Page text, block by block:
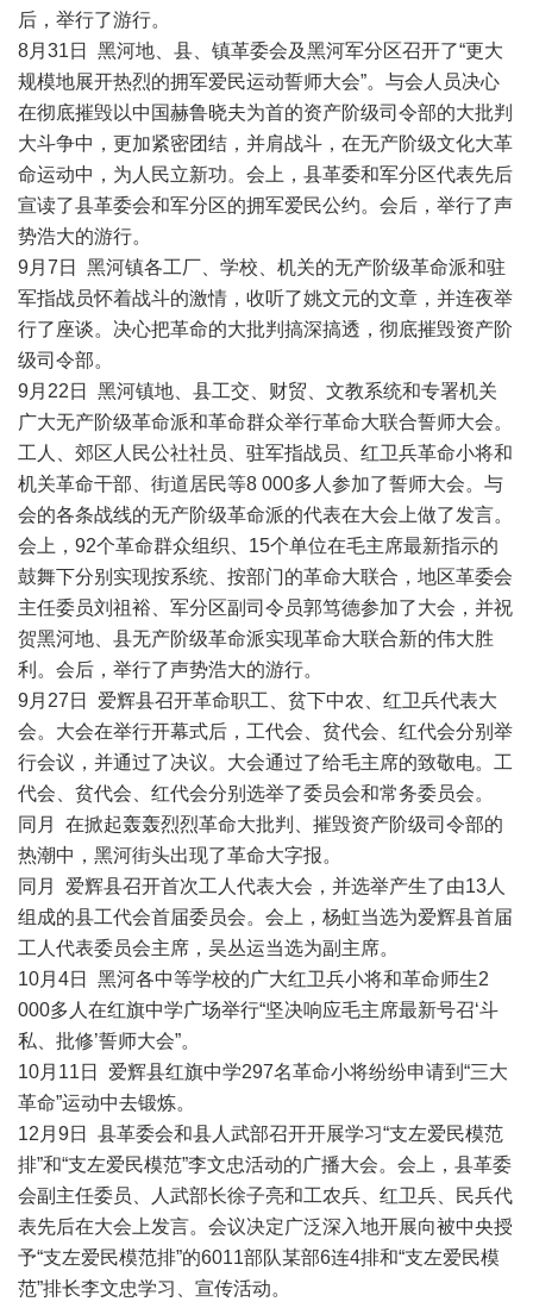
后，举行了游行。
8月31日 黑河地、县、镇革委会及黑河军分区召开了“更大
规模地展开热烈的拥军爱民运动誓师大会”。与会人员决心
在彻底摧毁以中国赫鲁晓夫为首的资产阶级司令部的大批判
大斗争中，更加紧密团结，并肩战斗，在无产阶级文化大革
命运动中，为人民立新功。会上，县革委和军分区代表先后
宣读了县革委会和军分区的拥军爱民公约。会后，举行了声
势浩大的游行。
9月7日 黑河镇各工厂、学校、机关的无产阶级革命派和驻
军指战员怀着战斗的激情，收听了姚文元的文章，并连夜举
行了座谈。决心把革命的大批判搞深搞透，彻底摧毁资产阶
级司令部。
9月22日 黑河镇地、县工交、财贸、文教系统和专署机关
广大无产阶级革命派和革命群众举行革命大联合誓师大会。
工人、郊区人民公社社员、驻军指战员、红卫兵革命小将和
机关革命干部、街道居民等8 000多人参加了誓师大会。与
会的各条战线的无产阶级革命派的代表在大会上做了发言。
会上，92个革命群众组织、15个单位在毛主席最新指示的
鼓舞下分别实现按系统、按部门的革命大联合，地区革委会
主任委员刘祖裕、军分区副司令员郭笃德参加了大会，并祝
贺黑河地、县无产阶级革命派实现革命大联合新的伟大胜
利。会后，举行了声势浩大的游行。
9月27日 爱辉县召开革命职工、贫下中农、红卫兵代表大
会。大会在举行开幕式后，工代会、贫代会、红代会分别举
行会议，并通过了决议。大会通过了给毛主席的致敬电。工
代会、贫代会、红代会分别选举了委员会和常务委员会。
同月 在掀起轰轰烈烈革命大批判、摧毁资产阶级司令部的
热潮中，黑河街头出现了革命大字报。
同月 爱辉县召开首次工人代表大会，并选举产生了由13人
组成的县工代会首届委员会。会上，杨虹当选为爱辉县首届
工人代表委员会主席，吴丛运当选为副主席。
10月4日 黑河各中等学校的广大红卫兵小将和革命师生2
000多人在红旗中学广场举行“坚决响应毛主席最新号召‘斗
私、批修’誓师大会”。
10月11日 爱辉县红旗中学297名革命小将纷纷申请到“三大
革命”运动中去锻炼。
12月9日 县革委会和县人武部召开开展学习“支左爱民模范
排”和“支左爱民模范”李文忠活动的广播大会。会上，县革委
会副主任委员、人武部长徐子亮和工农兵、红卫兵、民兵代
表先后在大会上发言。会议决定广泛深入地开展向被中央授
予“支左爱民模范排”的6011部队某部6连4排和“支左爱民模
范”排长李文忠学习、宣传活动。